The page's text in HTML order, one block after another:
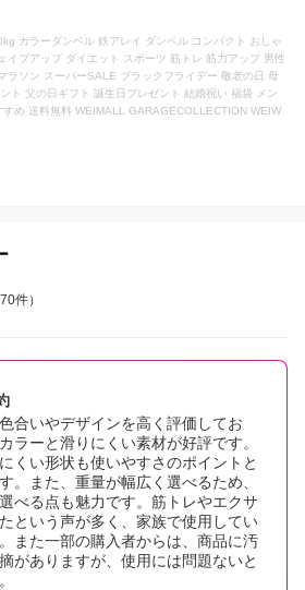
カラーダンベル 鉄アレイ ダンベル コンパクト おしゃ
イプアップ ダイエット スポーツ 筋トレ 筋力アップ 男性
ラソン スーパーSALE ブラックフライデー 敬老の日 母
ト 父の日ギフト 誕生日プレゼント 結婚祝い 福袋 メン
め 送料無料 WEIMALL GARAGECOLLECTION WEIW
件）
合いやデザインを高く評価してお
ラーと滑りにくい素材が好評です。
くい形状も使いやすさのポイントと
。また、重量が幅広く選べるため、
べる点も魅力です。筋トレやエクサ
という声が多く、家族で使用してい
また一部の購入者からは、商品に汚
がありますが、使用には問題ないと